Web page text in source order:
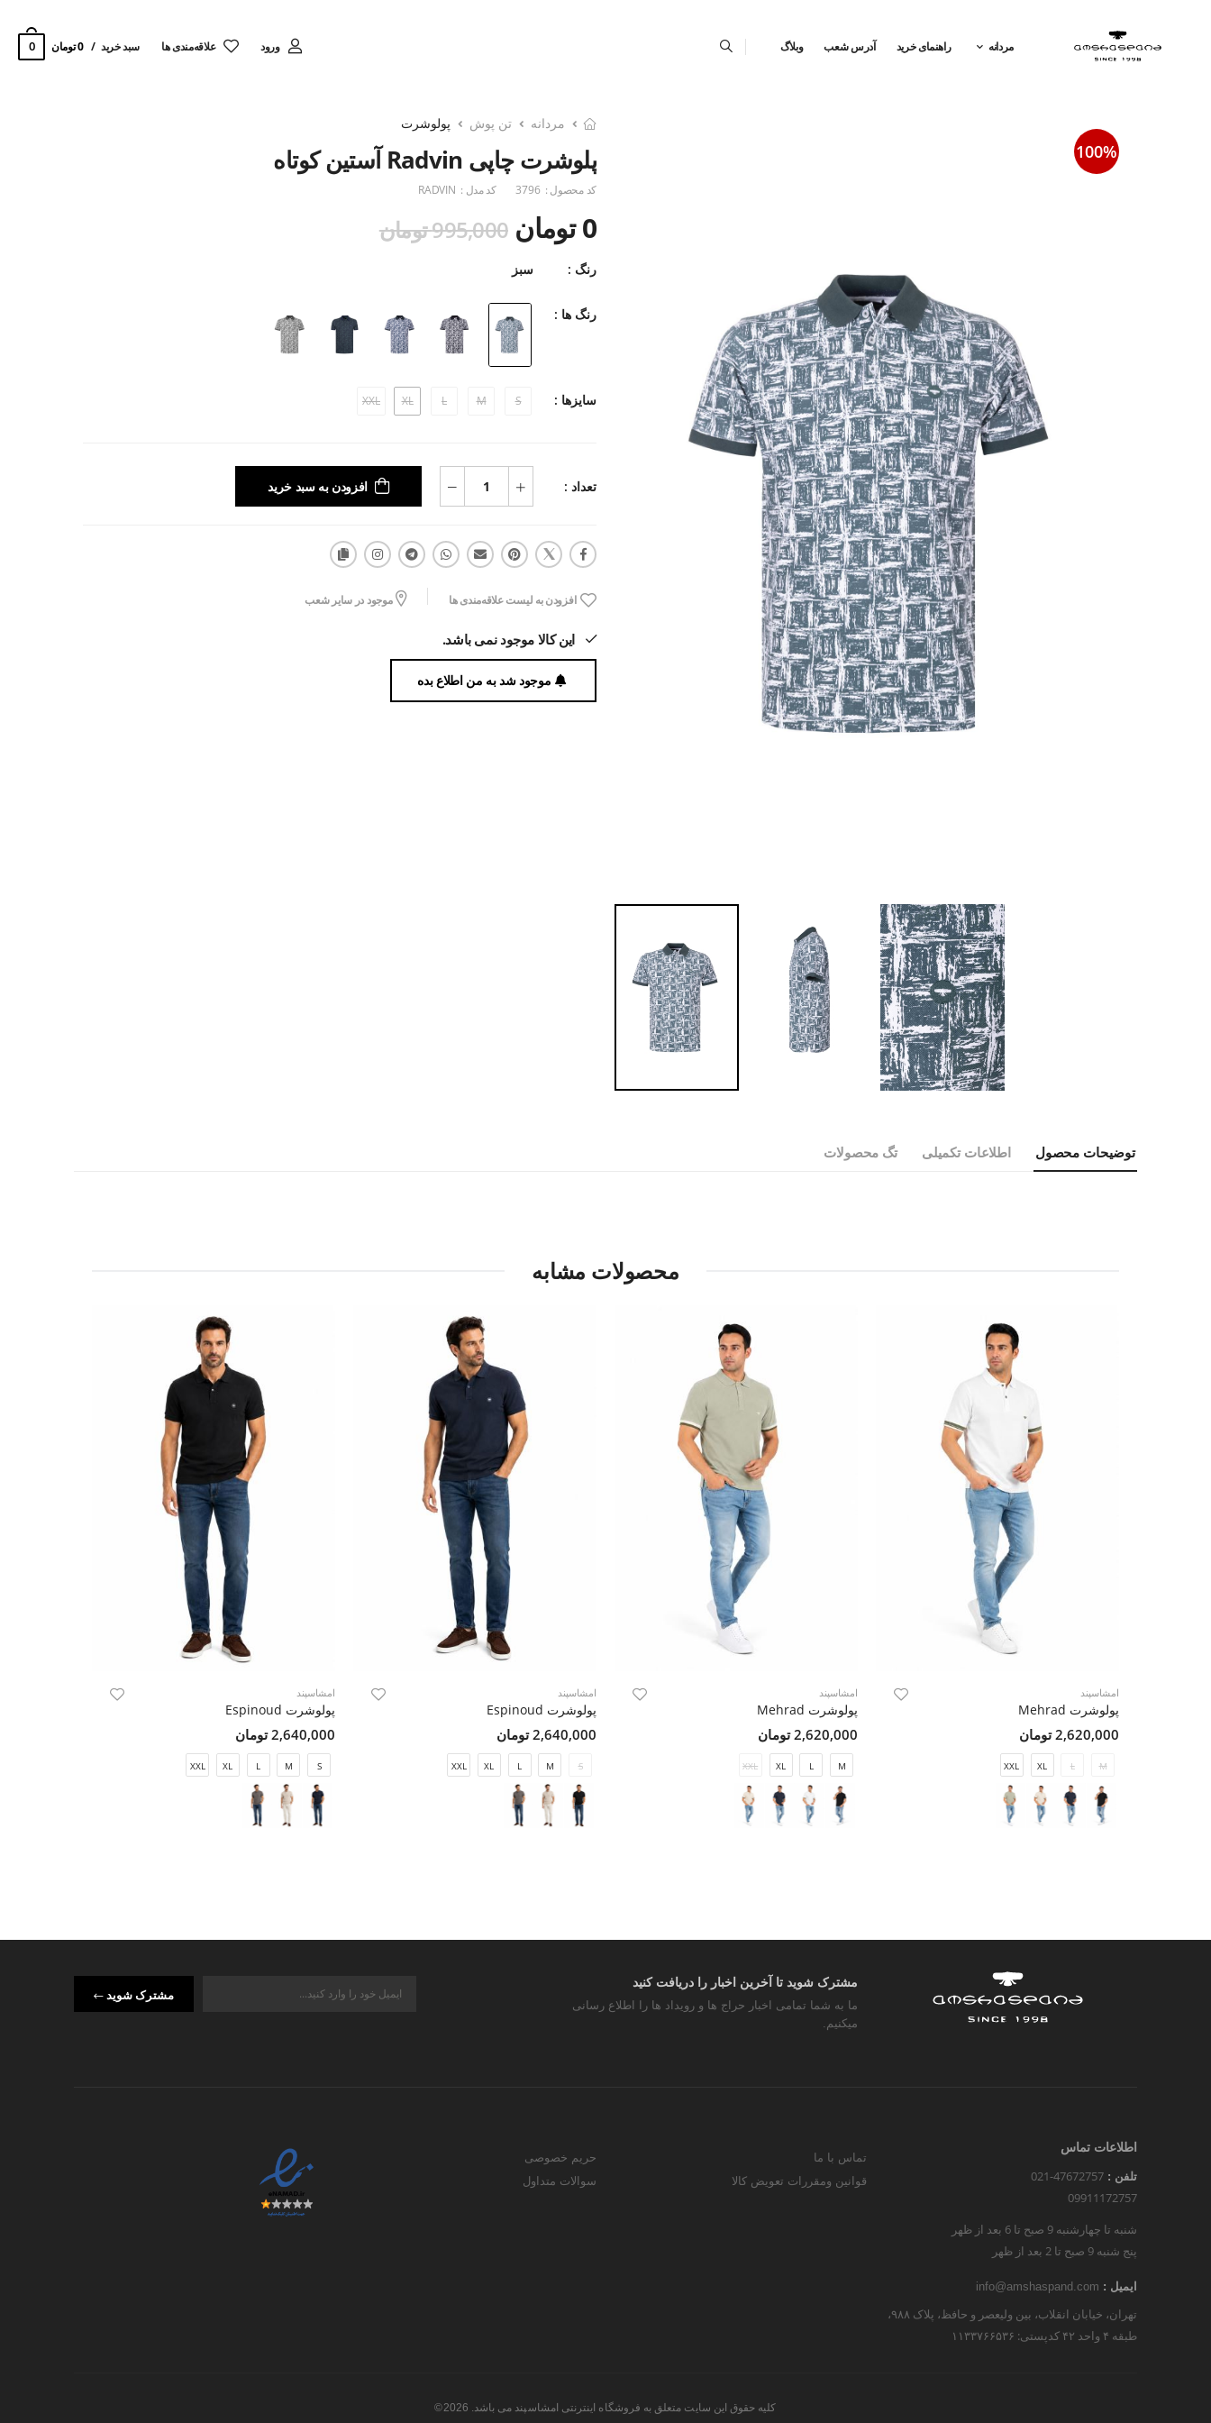
مردانه راهنمای خرید آدرس شعب وبلاگ ورود ‌علاقه‌مندی ها سبد خرید 0 تومان 0
100%
مردانه تن پوش پولوشرت
پلوشرت چاپی Radvin آستین کوتاه
کد محصول : 3796 کد مدل : RADVIN
0 تومان 995,000 تومان
رنگ : سبز
رنگ ها :
سایزها : S
M
L
XL
XXL
تعداد : افزودن به سبد خرید
افزودن به لیست علاقه‌مندی ها موجود در سایر شعب
این کالا موجود نمی باشد.
موجود شد به من اطلاع بده
توضیحات محصول اطلاعات تکمیلی تگ محصولات
محصولات مشابه
امشاسپند
پولوشرت Mehrad
2,620,000 تومان
M
L
XL
XXL
امشاسپند
پولوشرت Mehrad
2,620,000 تومان
M
L
XL
XXL
امشاسپند
پولوشرت Espinoud
2,640,000 تومان
S
M
L
XL
XXL
امشاسپند
پولوشرت Espinoud
2,640,000 تومان
S
M
L
XL
XXL
مشترک شوید تا آخرین اخبار را دریافت کنید
ما به شما تمامی اخبار حراج ها و رویداد ها را اطلاع رسانی
میکنیم.
مشترک شوید
اطلاعات تماس
تلفن : 021-47672757
09911172757
شنبه تا چهارشنبه 9 صبح تا 6 بعد از ظهر
پنج شنبه 9 صبح تا 2 بعد از ظهر
ایمیل : info@amshaspand.com
تهران، خیابان انقلاب، بین ولیعصر و حافظ، پلاک ۹۸۸،
طبقه ۴ واحد ۴۲ کدپستی: ۱۱۳۳۷۶۶۵۳۶
تماس با ما
قوانین ومقررات تعویض کالا
حریم خصوصی
سوالات متداول
کلیه حقوق این سایت متعلق به فروشگاه اینترنتی امشاسپند می باشد. 2026©